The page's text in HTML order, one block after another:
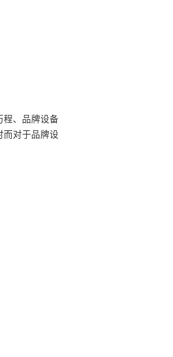
程、品牌设备
而对于品牌设